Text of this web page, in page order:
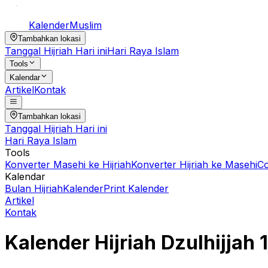
KalenderMuslim
Tambahkan lokasi
Tanggal Hijriah Hari iniHari Raya Islam
Tools
Kalendar
ArtikelKontak
Tambahkan lokasi
Tanggal Hijriah Hari ini
Hari Raya Islam
Tools
Konverter Masehi ke HijriahKonverter Hijriah ke Masehi
Kalendar
Bulan HijriahKalenderPrint Kalender
Artikel
Kontak
Kalender Hijriah Dzulhijjah